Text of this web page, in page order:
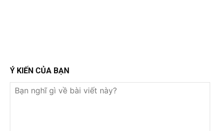
Ý KIẾN CỦA BẠN